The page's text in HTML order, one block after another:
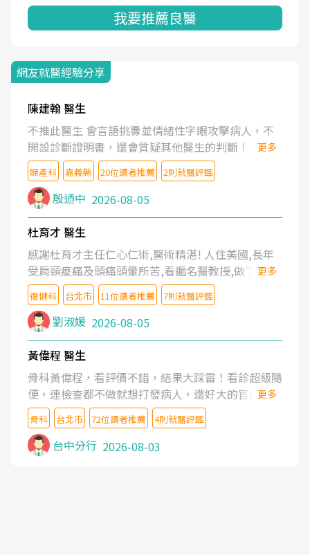
我要推薦良醫
網友就醫經驗分享
陳建翰 醫生
不推此醫生 會言語挑釁並情緒性字眼攻擊病人，不
開設診斷證明書，還會質疑其他醫生的判斷！
更多
婦產科 嘉義縣 20位讀者推薦 2則就醫評鑑
殷迺中 2026-08-05
杜育才 醫生
感謝杜育才主任仁心仁術,醫術精湛! 人住美國,長年
受肩頸痠痛及頭痛頭暈所苦,看遍名醫教授,做了各種
檢查,也嘗試過西醫打針,中醫針灸及物理徒手治療都
沒有用,後來連吃到嗎啡類止痛藥都效果有限,只是壓
症狀,沒多久就痛起來,多年失眠嚴重影響生活品質.
台灣親友介紹忠孝醫院杜育才主任是頸頭症候群專
家,上網搜尋杜主任相關文章新聞跟網路評價之後,下
定決心飛回台北找杜醫師診治. 杜主任的乾針跟增生
治療真的很厲害,第一次乾針就覺得整個肩頸鬆開,回
家特別好睡,經過幾次治療,長年頑疾已經好了大半,杜
主任除了打針超厲害,還會一直交代要改善姿勢跟好
好做運動,看診態度親切溫暖,真的是不可多得的良醫,
大力推荐!
更多
復健科 台北市 11位讀者推薦 7則就醫評鑑
劉淑媛 2026-08-05
黃偉程 醫生
骨科黃偉程，看評價不錯，結果大踩雷！看診超級隨
便，連檢查都不做就想打發病人，還好大的官威 ...
想詢問病情還被陰陽怪氣嘲諷一番。可能好評帶來的
大頭症，變得自負不尊重病人。醫術也不行，畢竟連
檢查都懶得做，治療會有用才怪。大家避雷吧！
更多
骨科 台北市 72位讀者推薦 4則就醫評鑑
台中分行 2026-08-03